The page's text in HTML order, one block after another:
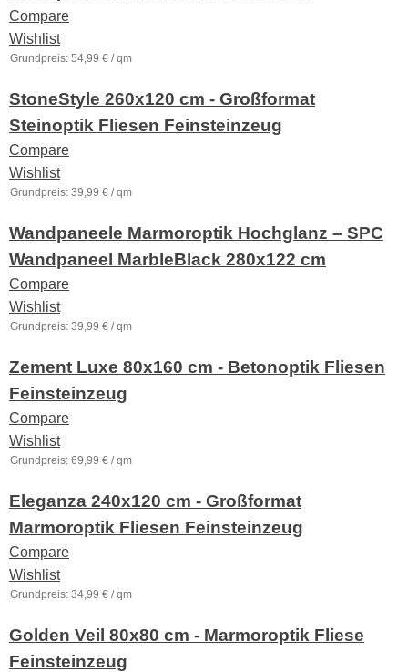
Compare
Wishlist
Grundpreis: 54,99 € /qm
StoneStyle 260x120 cm - Großformat
Steinoptik Fliesen Feinsteinzeug
Compare
Wishlist
Grundpreis: 39,99 € /qm
Wandpaneele Marmoroptik Hochglanz – SPC
Wandpaneel MarbleBlack 280x122 cm
Compare
Wishlist
Grundpreis: 39,99 € /qm
Zement Luxe 80x160 cm - Betonoptik Fliesen
Feinsteinzeug
Compare
Wishlist
Grundpreis: 69,99 € /qm
Eleganza 240x120 cm - Großformat
Marmoroptik Fliesen Feinsteinzeug
Compare
Wishlist
Grundpreis: 34,99 € /qm
Golden Veil 80x80 cm - Marmoroptik Fliese
Feinsteinzeug